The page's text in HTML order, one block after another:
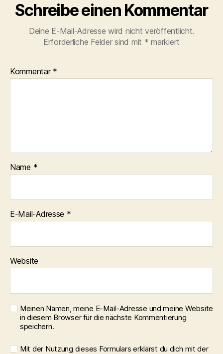
Schreibe einen Kommentar
Deine E-Mail-Adresse wird nicht veröffentlicht.
Erforderliche Felder sind mit * markiert
Kommentar *
Name *
E-Mail-Adresse *
Website
Meinen Namen, meine E-Mail-Adresse und meine Website
in diesem Browser für die nächste Kommentierung
speichern.
Mit der Nutzung dieses Formulars erklärst du dich mit der